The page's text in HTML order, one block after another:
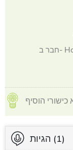
הגיות (1)